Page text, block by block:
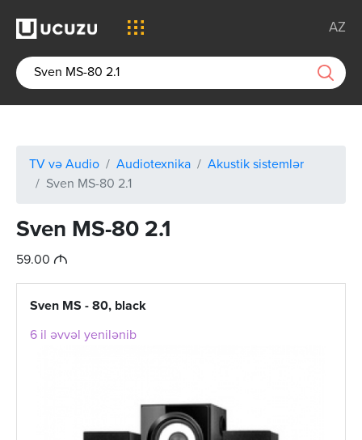
AZ
TV və Audio Audiotexnika
Akustik sistemlər
Sven MS-80 2.1
Sven MS-80 2.1
59.00 M
Sven MS - 80, black
6 il əvvəl yenilənib